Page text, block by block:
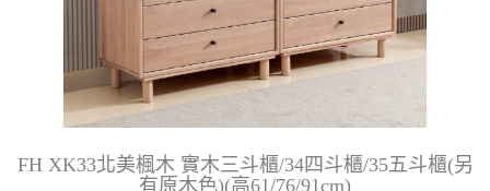
FH XK33北美楓木 實木三斗櫃/34四斗櫃/35五斗櫃(另
有原木色)(高61/76/91cm)